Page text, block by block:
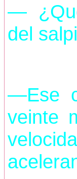
—
del
—Ese
veinte